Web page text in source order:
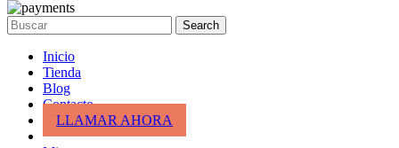
Search
Inicio
Tienda
Blog
Contacto
LLAMAR AHORA